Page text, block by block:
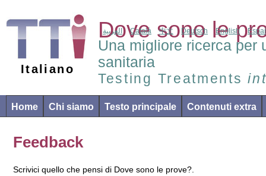
Italiano
Dove sono le
Una migliore ricerca per
sanitaria
Testing Treatments
العربية Català 中文 Deutsch English
Home Chi siamo Testo principale Contenuti extra
Feedback
Scrivici quello che pensi di Dove sono le prove?.